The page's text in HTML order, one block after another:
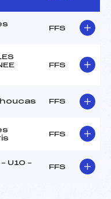
FFS
FFS
FFS
FFS
U10 –
FFS